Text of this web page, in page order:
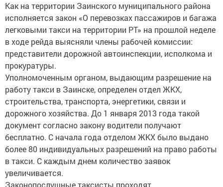
Как на территории Заинского муниципального района
исполняется закон «О перевозках пассажиров и багажа
легковыми такси на территории РТ» на прошлой неделе
в ходе рейда выясняли члены рабочей комиссии:
представители дорожной автоинспекции, исполкома и
прокуратуры.
Уполномоченным органом, выдающим разрешение на
работу такси в Заинске, определен отдел ЖКХ,
строительства, транспорта, энергетики, связи и
дорожного хозяйства. До 1 января 2013 года такой
документ согласно закону водители получают
бесплатно. С начала года отделом ЖКХ было выдано
более 80 индивидуальных разрешений на право работы
в такси. С каждым днем количество заявок
увеличивается.
Законопослушные таксисты проходят